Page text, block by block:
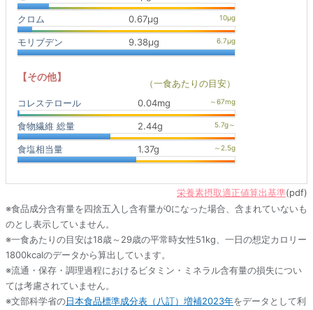
クロム 0.67μg
モリブデン 9.38μg
【その他】
（一食あたりの目安）
コレステロール
0.04mg
食物繊維 総量 2.44g
食塩相当量 1.37g
栄養素摂取適正値算出基準(pdf)
※食品成分含有量を四捨五入し含有量が0になった場合、含まれていないも
のとし表示していません。
※一食あたりの目安は18歳～29歳の平常時女性51kg、一日の想定カロリー
1800kcalのデータから算出しています。
※流通・保存・調理過程におけるビタミン・ミネラル含有量の損失につい
ては考慮されていません。
※文部科学省の日本食品標準成分表（八訂）増補2023年をデータとして利